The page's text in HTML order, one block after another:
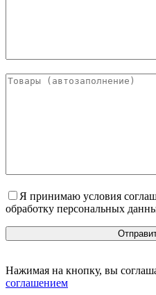
Я принимаю условия
обработку персональных
Нажимая на кнопку, вы
соглашением